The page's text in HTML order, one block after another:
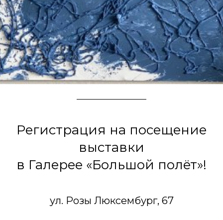
Регистрация на посещение
выставки
в Галерее «Большой полёт»!
ул. Розы Люксембург, 67